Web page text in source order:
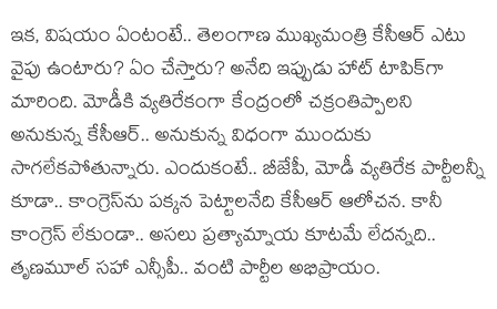
ఇక‌, విష‌యం ఏంటంటే.. తెలంగాణ ముఖ్య‌మంత్రి కేసీఆర్ ఎటు
వైపు ఉంటారు? ఏం చేస్తారు? అనేది ఇప్పుడు హాట్ టాపిక్‌గా
మారింది. మోడీకి వ్య‌తిరేకంగా కేంద్రంలో చ‌క్రంతిప్పాల‌ని
అనుకున్న కేసీఆర్‌.. అనుకున్న విధంగా ముందుకు
సాగ‌లేకపోతున్నారు. ఎందుకంటే.. బీజేపీ, మోడీ వ్య‌తిరేక పార్టీల‌న్నీ
కూడా.. కాంగ్రెస్‌ను ప‌క్క‌న పెట్టాల‌నేది కేసీఆర్ ఆలోచ‌న‌. కానీ
కాంగ్రెస్ లేకుండా.. అస‌లు ప్ర‌త్యామ్నాయ కూట‌మే లేద‌న్న‌ది..
తృణ‌మూల్ స‌హా ఎన్సీపీ.. వంటి పార్టీల అభిప్రాయం.